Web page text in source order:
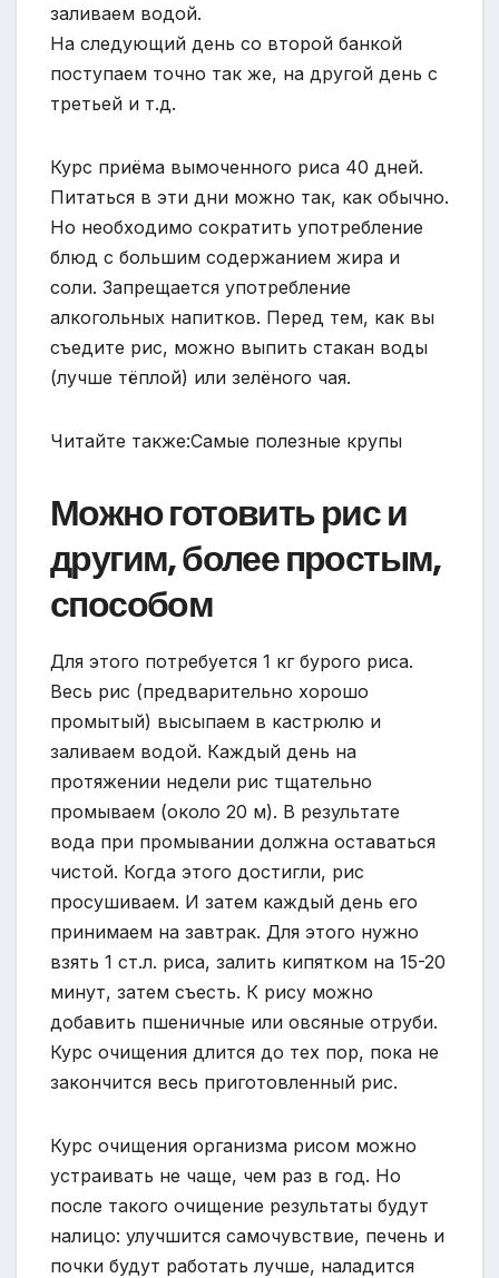
заливаем водой.
На следующий день со второй банкой
поступаем точно так же, на другой день с
третьей и т.д.
Курс приёма вымоченного риса 40 дней.
Питаться в эти дни можно так, как обычно.
Но необходимо сократить употребление
блюд с большим содержанием жира и
соли. Запрещается употребление
алкогольных напитков. Перед тем, как вы
съедите рис, можно выпить стакан воды
(лучше тёплой) или зелёного чая.
Читайте также:Самые полезные крупы
Можно готовить рис и
другим, более простым,
способом
Для этого потребуется 1 кг бурого риса.
Весь рис (предварительно хорошо
промытый) высыпаем в кастрюлю и
заливаем водой. Каждый день на
протяжении недели рис тщательно
промываем (около 20 м). В результате
вода при промывании должна оставаться
чистой. Когда этого достигли, рис
просушиваем. И затем каждый день его
принимаем на завтрак. Для этого нужно
взять 1 ст.л. риса, залить кипятком на 15-20
минут, затем съесть. К рису можно
добавить пшеничные или овсяные отруби.
Курс очищения длится до тех пор, пока не
закончится весь приготовленный рис.
Курс очищения организма рисом можно
устраивать не чаще, чем раз в год. Но
после такого очищение результаты будут
налицо: улучшится самочувствие, печень и
почки будут работать лучше, наладится